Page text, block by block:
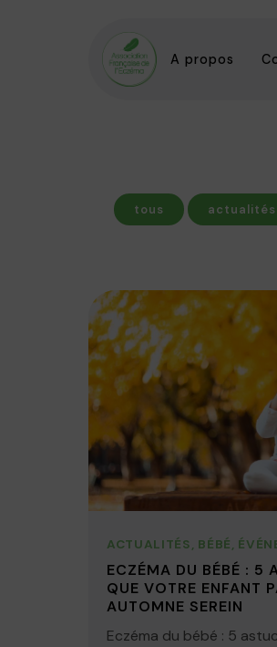
A propos
tous actualités
ACTUALITÉS, BÉBÉ,
ECZÉMA DU BÉBÉ : 5
QUE VOTRE ENFANT
AUTOMNE SEREIN
Eczéma du bébé : 5